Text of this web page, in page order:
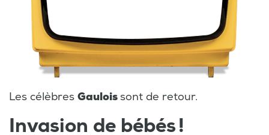
Les célèbres Gauloissont de retour.
Invasion de bébés !